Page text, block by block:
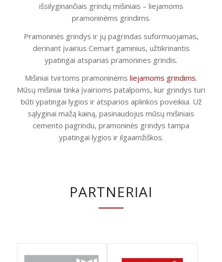
išsilyginančiais grindų mišiniais – liejamoms
pramoninėms grindims.
Pramoninės grindys ir jų pagrindas suformuojamas,
derinant įvairius Cemart gaminius, užtikrinantis
ypatingai atsparias pramonines grindis.
Mišiniai tvirtoms pramoninėms liejamoms grindims.
Mūsų mišiniai tinka įvairioms patalpoms, kur grindys turi
būti ypatingai lygios ir atsparios aplinkos poveikiui. Už
sąlyginai mažą kainą, pasinaudojus mūsų mišiniais
cemento pagrindu, pramoninės grindys tampa
ypatingai lygios ir ilgaamžiškos.
PARTNERIAI